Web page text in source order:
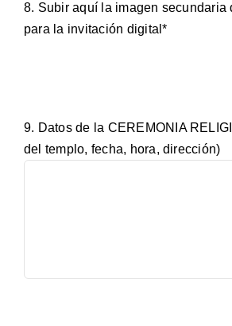
8. Subir aquí la imagen secundaria
para la invitación digital*
9. Datos de la CEREMONIA
del templo, fecha, hora, dirección)